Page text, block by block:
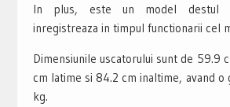
In plus, este un model destul
inregistreaza in timpul functionarii cel
Dimensiunile uscatorului sunt de 59.9
cm latime si 84.2 cm inaltime, avand
kg.